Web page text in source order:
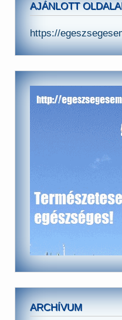
AJÁNLOTT
https://
ARCHÍVUM